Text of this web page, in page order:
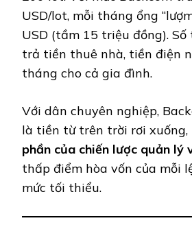
USD/lot, mỗi tháng ổng
USD (tầm 15 triệu đồng). Số
trả tiền thuê nhà, tiền điện
tháng cho cả gia đình.
Với dân chuyên nghiệp,
là tiền từ trên trời rơi xuống,
phần của chiến lược quản lý
thấp điểm hòa vốn của mỗi
mức tối thiểu.